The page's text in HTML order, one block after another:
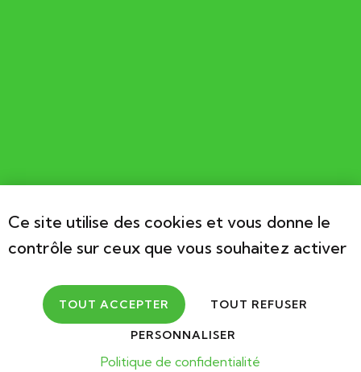
Association Cérébral Valais. Développements par
Ce site utilise des cookies et vous donne le
contrôle sur ceux que vous souhaitez activer
TOUT ACCEPTER TOUT REFUSER
PERSONNALISER
Politique de confidentialité